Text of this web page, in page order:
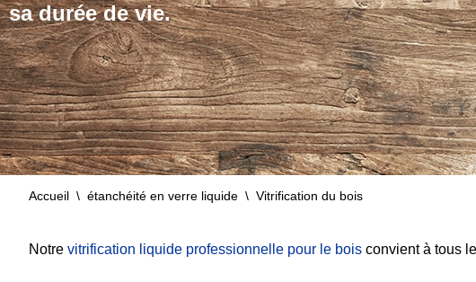
sa durée de vie.
Accueil \ étanchéité en verre liquide \ Vitrification du bois
Notre vitrification liquide professionnelle pour le bois convient à tous